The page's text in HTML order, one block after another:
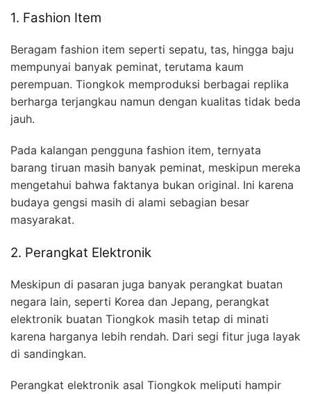
1. Fashion Item
Beragam fashion item seperti sepatu, tas, hingga baju
mempunyai banyak peminat, terutama kaum
perempuan. Tiongkok memproduksi berbagai replika
berharga terjangkau namun dengan kualitas tidak beda
jauh.
Pada kalangan pengguna fashion item, ternyata
barang tiruan masih banyak peminat, meskipun mereka
mengetahui bahwa faktanya bukan original. Ini karena
budaya gengsi masih di alami sebagian besar
masyarakat.
2. Perangkat Elektronik
Meskipun di pasaran juga banyak perangkat buatan
negara lain, seperti Korea dan Jepang, perangkat
elektronik buatan Tiongkok masih tetap di minati
karena harganya lebih rendah. Dari segi fitur juga layak
di sandingkan.
Perangkat elektronik asal Tiongkok meliputi hampir